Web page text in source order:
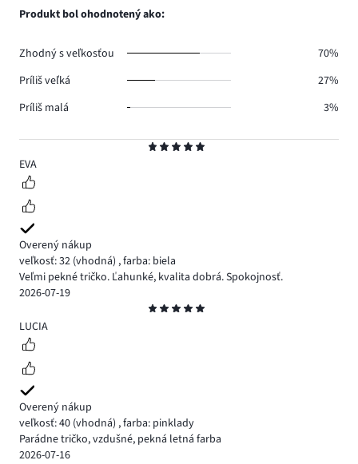
5
EVA
Overený nákup
veľkosť: 32 (vhodná) ,farba: biela
Veľmi pekné tričko. Ľahunké, kvalita dobrá. Spokojnosť.
2026-07-19
5LUCIA
Overený nákup
veľkosť: 40 (vhodná) ,farba: pinklady
Parádne tričko, vzdušné, pekná letná farba
2026-07-16
Produkt bol ohodnotený ako:
Zhodný s veľkosťou
70%
Príliš veľká
27%
Príliš malá
3%